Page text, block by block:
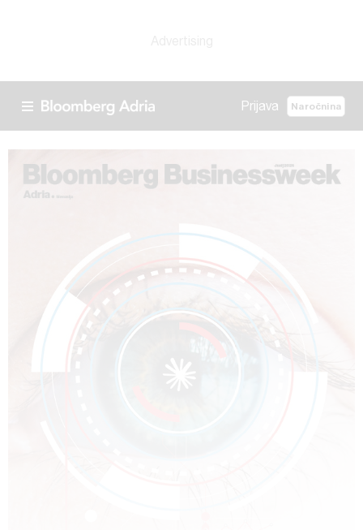
Prijava Naročnina